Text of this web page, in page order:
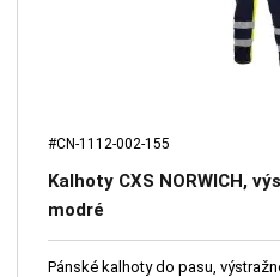
#CN-1112-002-155
Kalhoty CXS NORWICH,
modré
Pánské kalhoty do pasu,